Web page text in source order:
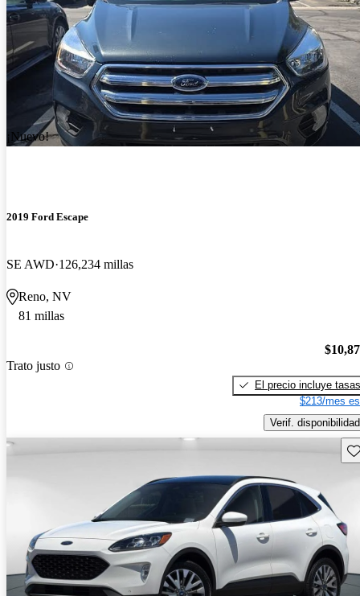
¡Nuevo!
2019 Ford Escape
SE AWD 126,234 millas
Reno, NV
81 millas
Trato justo
El precio incluye tasas
$213/mes
Verif. disponibilidad